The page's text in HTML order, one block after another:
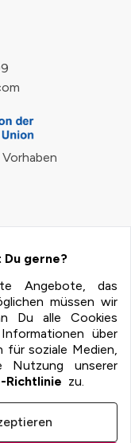
gerne?
Angebote, das
müssen wir
Du alle Cookies
über
für soziale Medien,
Nutzung unserer
Richtlinie zu.
mit: